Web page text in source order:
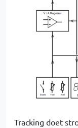
Tracking doet